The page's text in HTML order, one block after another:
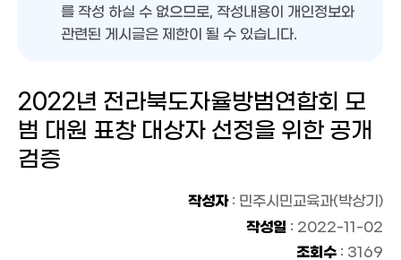
를 작성 하실 수 없으므로, 작성내용이 개인정보와
관련된 게시글은 제한이 될 수 있습니다.
2022년 전라북도자율방범연합회 모
범 대원 표창 대상자 선정을 위한 공개
검증
작성자: 민주시민교육과(박상기)
작성일 : 2022-11-02
조회수 : 3169